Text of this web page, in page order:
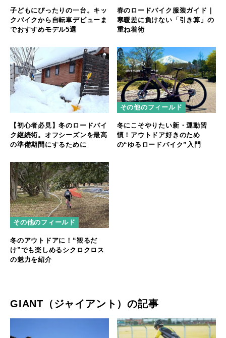
子どもにぴったりの一台。キッ
クバイクから自転車デビューま
でおすすめモデル5選
春のロードバイク服装ガイド｜
寒暖差に負けない「引き算」の
重ね着術
【初心者必見】冬のロードバイ
ク継続術。オフシーズンを最高
の準備期間にするために
その他のフィールド
冬にこそやりたい新・運動習
慣！アウトドア好きのため
の“ゆるロードバイク”入門
その他のフィールド
冬のアウトドアに！“観るだ
け”でも楽しめるシクロクロス
の魅力を紹介
GIANT（ジャイアント）の記事